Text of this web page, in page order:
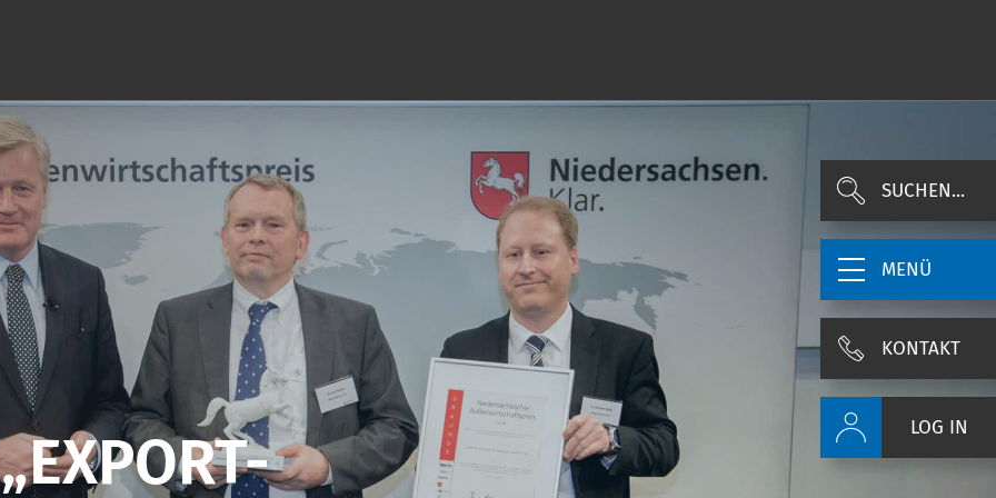
SUCHEN...
MENÜ
KONTAKT
LOG IN